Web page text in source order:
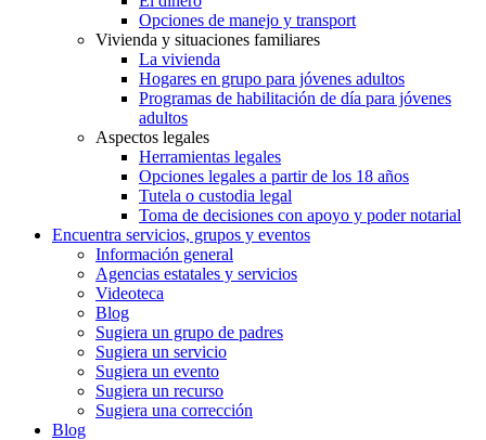
Opciones de manejo y transport
Vivienda y situaciones familiares
La vivienda
Hogares en grupo para jóvenes adultos
Programas de habilitación de día para jóvenes
adultos
Aspectos legales
Herramientas legales
Opciones legales a partir de los 18 años
Tutela o custodia legal
Toma de decisiones con apoyo y poder notarial
Encuentra servicios, grupos y eventos
Información general
Agencias estatales y servicios
Videoteca
Blog
Sugiera un grupo de padres
Sugiera un servicio
Sugiera un evento
Sugiera un recurso
Sugiera una corrección
Blog